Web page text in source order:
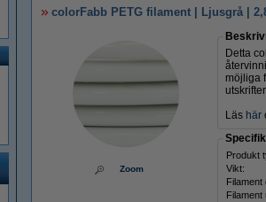
colorFabb PETG filament | Ljusgrå |
Zoom
Detta
möjliga
Läs här
Produkt
Vikt:
Filament
Filament